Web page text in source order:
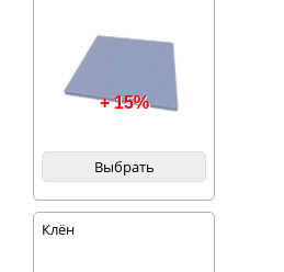
+ 15%
Выбрать
Клён